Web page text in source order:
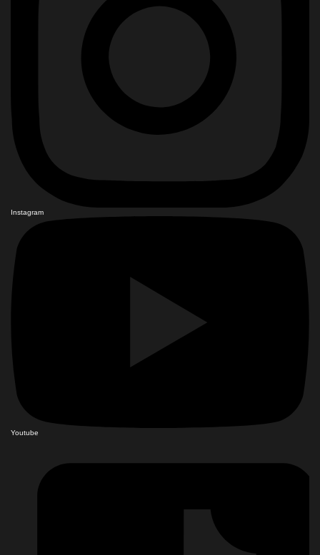
Instagram
Youtube